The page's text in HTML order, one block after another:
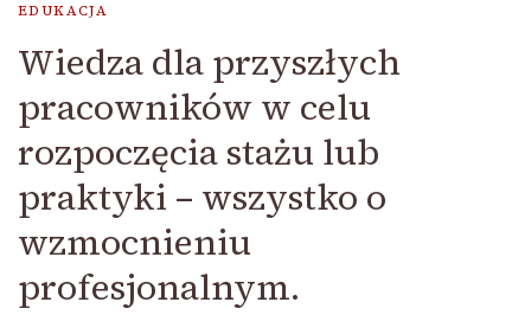
EDUKACJA
Wiedza dla przyszłych
pracowników w celu
rozpoczęcia stażu lub
praktyki – wszystko o
wzmocnieniu
profesjonalnym.